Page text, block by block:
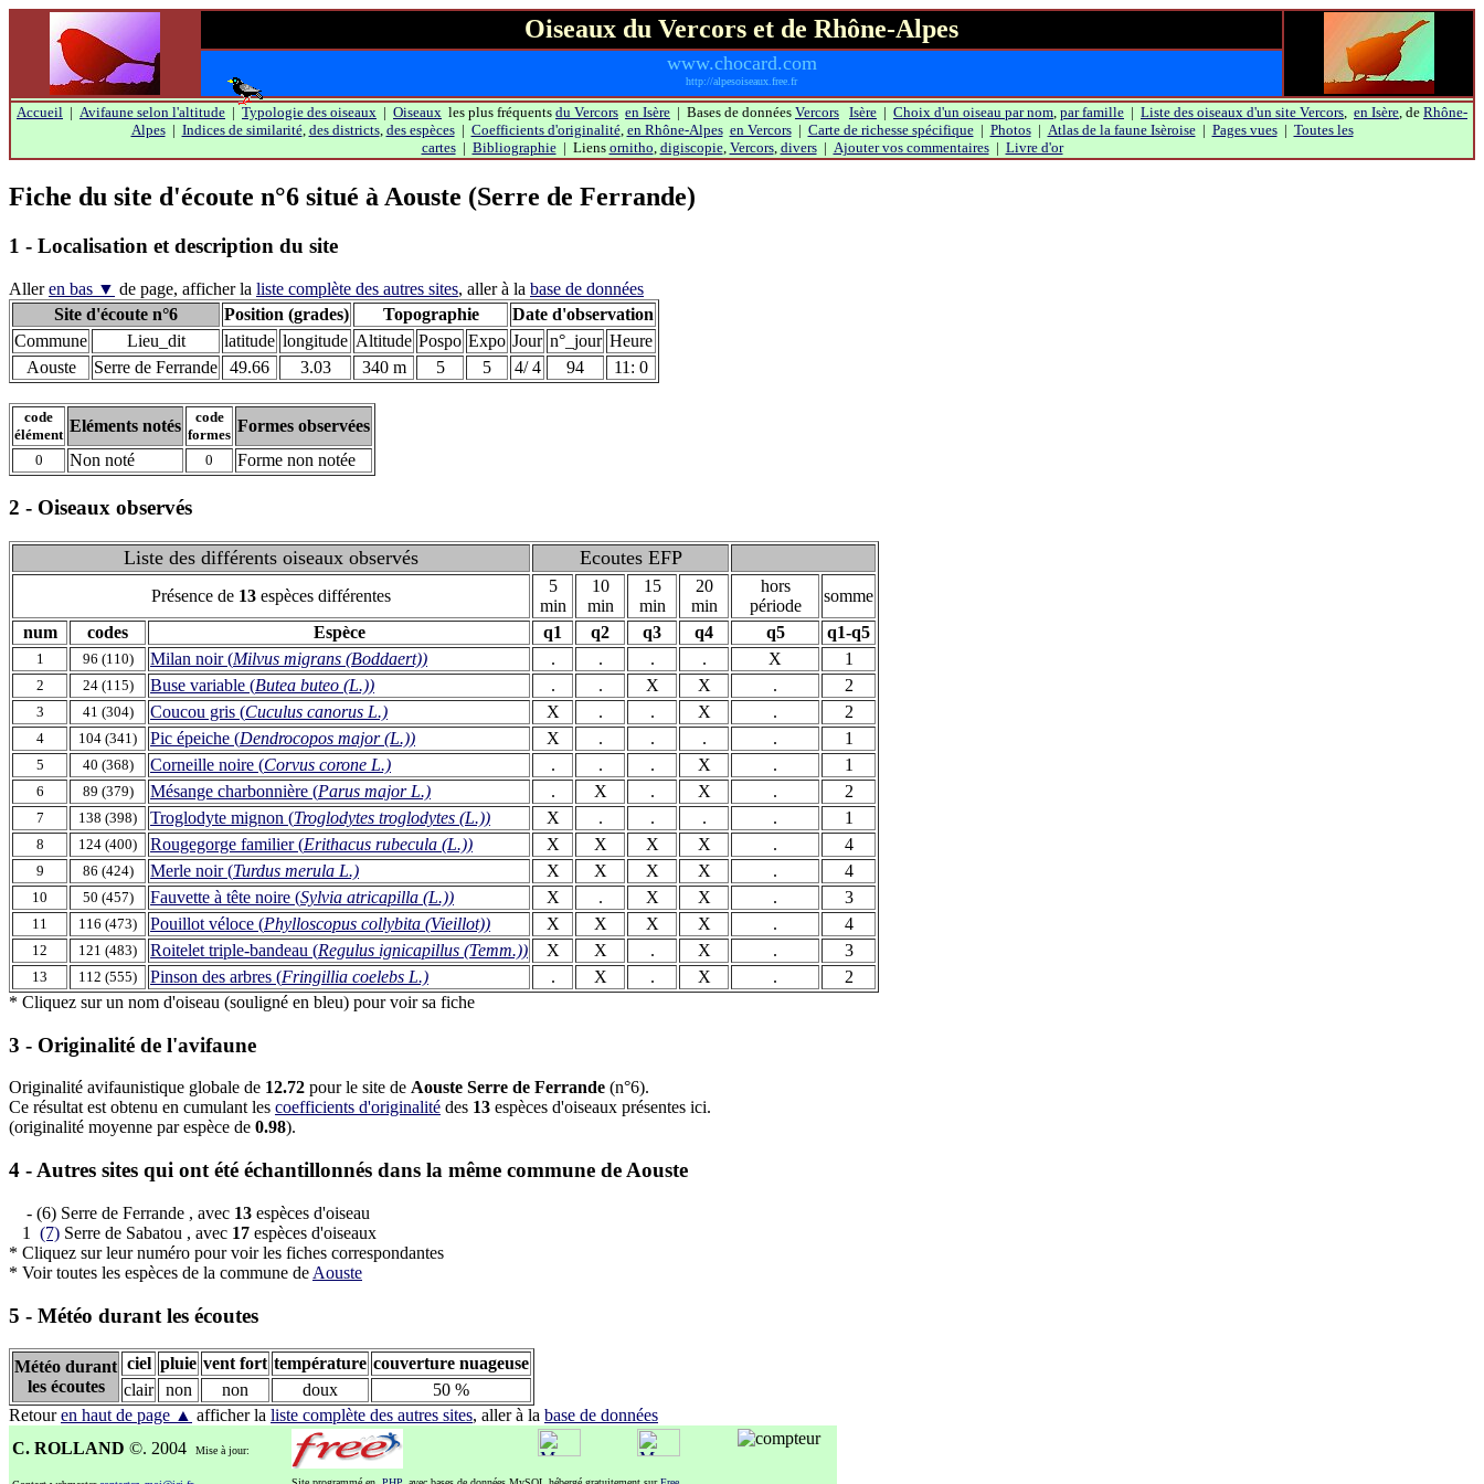
Oiseaux du Vercors et de Rhône-Alpes
www.chocard.com
http://alpesoiseaux.free.fr
Accueil | Avifaune selon l'altitude | Typologie des oiseaux | Oiseaux les plus fréquents du Vercors en Isère | Bases de données Vercors Isère | Choix d'un oiseau par nom, par famille | Liste des oiseaux d'un site Vercors, en Isère, de Rhône-
Alpes| Indices de similarité, des districts, des espèces| Coefficients d'originalité, en Rhône-Alpes en Vercors| Carte de richesse spécifique| Photos| Atlas de la faune Isèroise| Pages vues| Toutes les
cartes| Bibliographie| Liens ornitho, digiscopie, Vercors, divers| Ajouter vos commentaires| Livre d'or
Fiche du site d'écoute n°6 situé à Aouste (Serre de Ferrande)
1 - Localisation et description du site
Alleren bas ▼ de page, afficher la liste complète des autres sites, aller à la base de données
Site d'écoute n°6
Position (grades) Topographie
Date d'observation
Commune
Lieu_dit latitude longitude Altitude Pospo Expo Jour n°_jour Heure
Aouste
Serre de Ferrande 49.66 3.03 340 m 5 5 4/ 4 94 11: 0
code
élément Eléments notés
code
formes Formes observées
0 Non noté 0 Forme non notée
2 - Oiseaux observés
Liste des différents oiseaux observés Ecoutes EFP
Présence de 13 espèces différentes
5
min
10
min
15
min
20
min
hors
période
somme
num
codes Espèce q1 q2 q3 q4 q5 q1-q5
1 96 (110) Milan noir (Milvus migrans (Boddaert)) . . . . X 1
2 24 (115) Buse variable (Butea buteo (L.)) . . X X . 2
3 41 (304) Coucou gris (Cuculus canorus L.) X . . X . 2
4 104 (341) Pic épeiche (Dendrocopos major (L.)) X . . . . 1
5 40 (368) Corneille noire (Corvus corone L.) . . . X . 1
6 89 (379) Mésange charbonnière (Parus major L.) . X . X . 2
7 138 (398) Troglodyte mignon (Troglodytes troglodytes (L.)) X . . . . 1
8 124 (400) Rougegorge familier (Erithacus rubecula (L.)) X X X X . 4
9 86 (424) Merle noir (Turdus merula L.) X X X X . 4
10 50 (457) Fauvette à tête noire (Sylvia atricapilla (L.)) X . X X . 3
11 116 (473) Pouillot véloce (Phylloscopus collybita (Vieillot)) X X X X . 4
12 121 (483) Roitelet triple-bandeau (Regulus ignicapillus (Temm.)) X X . X . 3
13 112 (555) Pinson des arbres (Fringillia coelebs L.) . X . X .
2
* Cliquez sur un nom d'oiseau (souligné en bleu) pour voir sa fiche
3 - Originalité de l'avifaune
Originalité avifaunistique globale de 12.72 pour le site de Aouste Serre de Ferrande (n°6).
Ce résultat est obtenu en cumulant les coefficients d'originalité des 13 espèces d'oiseaux présentes ici.
(originalité moyenne par espèce de 0.98).
4 - Autres sites qui ont été échantillonnés dans la même commune de Aouste
- (6) Serre de Ferrande , avec 13 espèces d'oiseau
1 (7) Serre de Sabatou , avec 17 espèces d'oiseaux
* Cliquez sur leur numéro pour voir les fiches correspondantes
* Voir toutes les espèces de la commune de Aouste
5 - Météo durant les écoutes
Météo durant
les écoutes
ciel pluie vent fort température couverture nuageuse
clair
non non doux
50 %
Retouren haut de page ▲ afficher la liste complète des autres sites, aller à la base de données
C. ROLLAND ©. 2004 Mise à jour: